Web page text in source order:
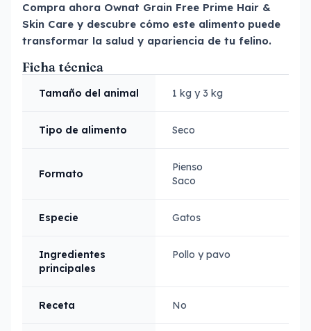
Compra ahora Ownat Grain Free Prime Hair &
Skin Care y descubre cómo este alimento puede
transformar la salud y apariencia de tu felino.
Ficha técnica
Tamaño del animal 1 kg y 3 kg
Tipo de alimento Seco
Formato
Pienso
Saco
Especie Gatos
Ingredientes
principales
Pollo y pavo
Receta No